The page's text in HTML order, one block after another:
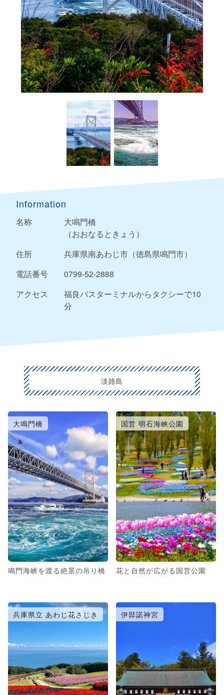
Information
名称
大鳴門橋
（おおなるときょう）
住所
兵庫県南あわじ市（徳島県鳴門市）
電話番号
0799-52-2888
アクセス
福良バスターミナルからタクシーで10
分
淡路島
大鳴門橋
鳴門海峡を渡る絶景の吊り橋
国営 明石海峡公園
花と自然が広がる国営公園
兵庫県立 あわじ花さじき 伊弉諾神宮